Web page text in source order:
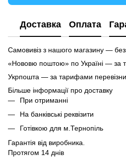
Доставка Оплата
Самовивіз з нашого магазину —
«Нововю поштою» по Україні — за
Укрпошта — за тарифами
Більше інформації про доставку
При отриманні
На банківські реквізити
Готівкою для м.Тернопіль
Гарантія від виробника.
Протягом 14 днів